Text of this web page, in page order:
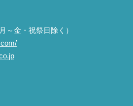
～金・祝祭日除く）